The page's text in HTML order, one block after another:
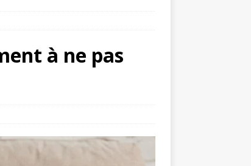
à ne pas